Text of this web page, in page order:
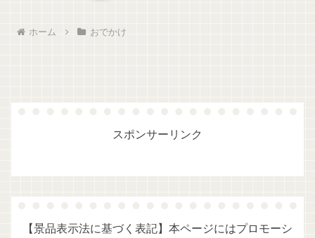
ホーム おでかけ
スポンサーリンク
【景品表示法に基づく表記】本ページにはプロモーシ